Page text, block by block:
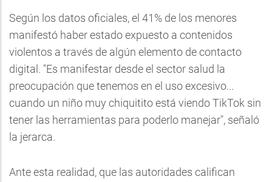
Según los datos oficiales, el 41% de los menores
manifestó haber estado expuesto a contenidos
violentos a través de algún elemento de contacto
digital. "Es manifestar desde el sector salud la
preocupación que tenemos en el uso excesivo...
cuando un niño muy chiquitito está viendo TikTok sin
tener las herramientas para poderlo manejar", señaló
la jerarca.
Ante esta realidad, que las autoridades califican